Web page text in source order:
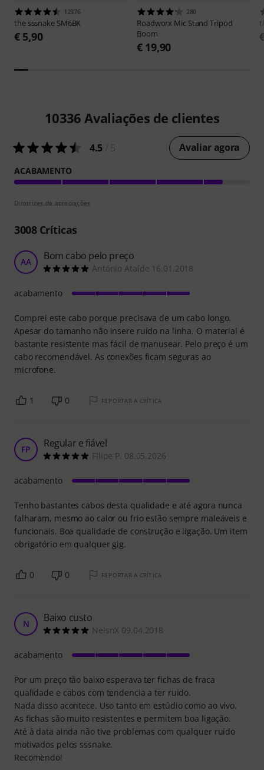
12376
the sssnake SM6BK
€ 5,90
280
Roadworx Mic Stand Tripod
Boom
€ 19,90
10336 Avaliações de clientes
4.5 Avaliar agora
ACABAMENTO
Diretrizes de apreciações
3008Críticas
AA Bom cabo pelo preço
António Ataíde 16.01.2018
Comprei este cabo porque precisava de um cabo longo.
Apesar do tamanho não insere ruído na linha. O material é
bastante resistente mas fácil de manusear. Pelo preço é um
cabo recomendável. As conexões ficam seguras ao
microfone.
acabamento
1 0 REPORTAR A CRÍTICA
FP Regular e fiável
Filipe P. 08.05.2026
Tenho bastantes cabos desta qualidade e até agora nunca
falharam, mesmo ao calor ou frio estão sempre maleáveis e
funcionais. Boa qualidade de construção e ligação. Um item
obrigatório em qualquer gig.
acabamento
0 0 REPORTAR A CRÍTICA
N Baixo custo
NelsnX 09.04.2018
Por um preço tão baixo esperava ter fichas de fraca
qualidade e cabos com tendencia a ter ruido.
Nada disso acontece. Uso tanto em estúdio como ao vivo.
As fichas são muito resistentes e permitem boa ligação.
Até à data ainda não tive problemas com qualquer ruido
motivados pelos sssnake.
Recomendo!
acabamento